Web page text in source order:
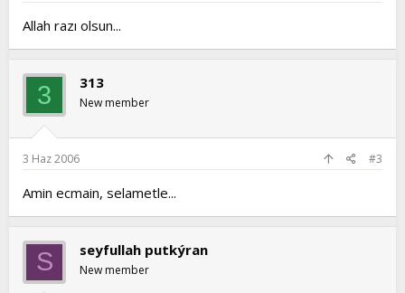
Allah razı olsun...
3 313
New member
3 Haz 2006 #3
Amin ecmain, selametle...
S seyfullah putkýran
New member